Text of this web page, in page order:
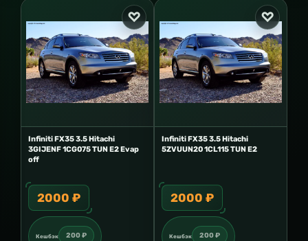
Infiniti FX35 3.5 Hitachi
3GIJENF 1CG075 TUN E2 Evap
off
2000 ₽
Кешбэк 200 ₽
Infiniti FX35 3.5 Hitachi
5ZVUUN20 1CL115 TUN E2
2000 ₽
Кешбэк 200 ₽